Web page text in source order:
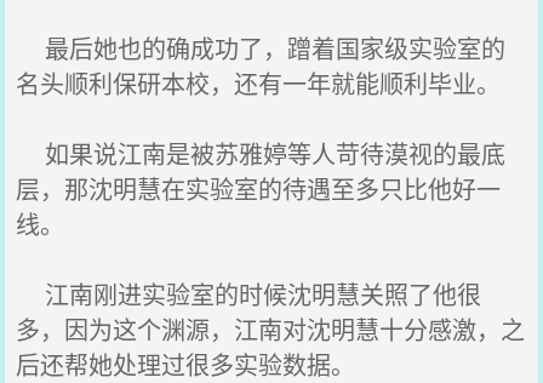
最后她也的确成功了，蹭着国家级实验室的
名头顺利保研本校，还有一年就能顺利毕业。
如果说江南是被苏雅婷等人苛待漠视的最底
层，那沈明慧在实验室的待遇至多只比他好一
线。
江南刚进实验室的时候沈明慧关照了他很
多，因为这个渊源，江南对沈明慧十分感激，之
后还帮她处理过很多实验数据。